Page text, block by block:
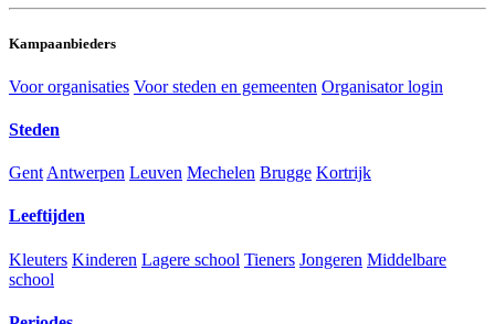
Kampaanbieders
Voor organisaties Voor steden en gemeenten Organisator login
Steden
Gent Antwerpen Leuven Mechelen Brugge Kortrijk
Leeftijden
Kleuters Kinderen Lagere school Tieners Jongeren Middelbare
school